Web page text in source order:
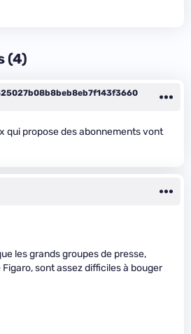
(4)
qui propose des abonnements vont
les grands groupes de presse,
sont assez difficiles à bouger